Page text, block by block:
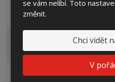
se vám nelíbí. Toto
změnit.
Chci vidět
V
Akční nabídky
Výprodej